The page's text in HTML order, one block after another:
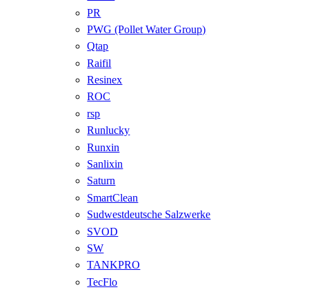
PR
PWG (Pollet Water Group)
Qtap
Raifil
Resinex
ROC
rsp
Runlucky
Runxin
Sanlixin
Saturn
SmartClean
Sudwestdeutsche Salzwerke
SVOD
SW
TANKPRO
TecFlo